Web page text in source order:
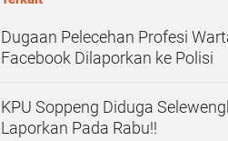
Dugaan Pelecehan Profesi
Facebook Dilaporkan ke Polisi
KPU Soppeng Diduga
Laporkan Pada Rabu!!